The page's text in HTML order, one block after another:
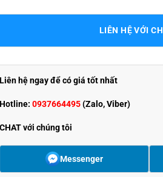
LIÊN HỆ VỚI
Liên hệ ngay để có giá tốt nhất
Hotline: 0937664495(Zalo, Viber)
CHAT với chúng tôi
Messenger